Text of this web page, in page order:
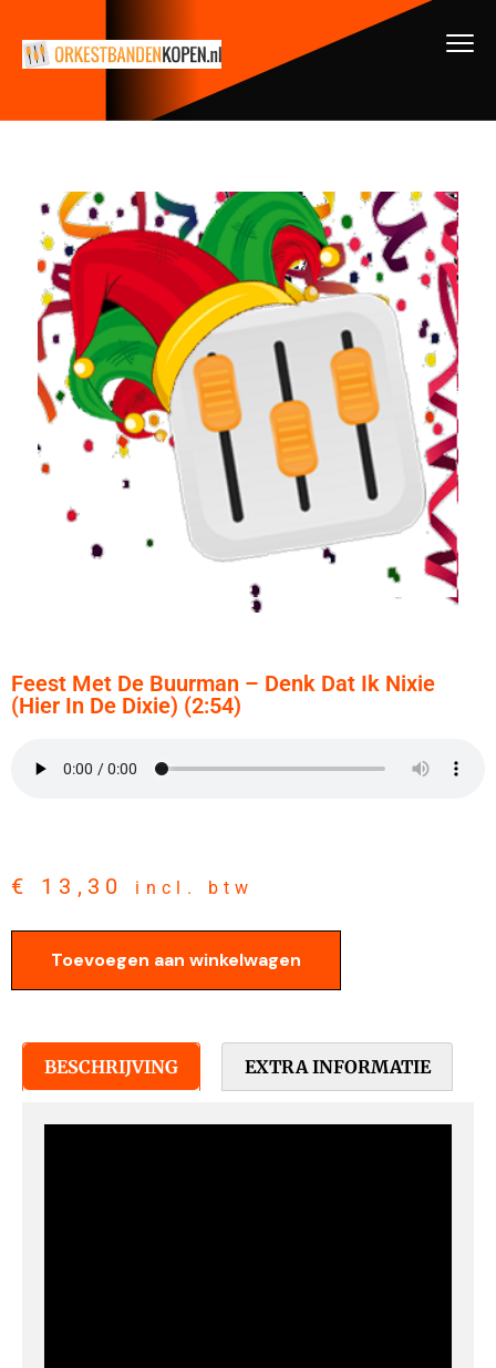
Feest Met De Buurman – Denk Dat Ik Nixie
(hier In De Dixie) (2:54)
€ 13,30 incl. btw
Toevoegen aan winkelwagen
BESCHRIJVING EXTRA INFORMATIE